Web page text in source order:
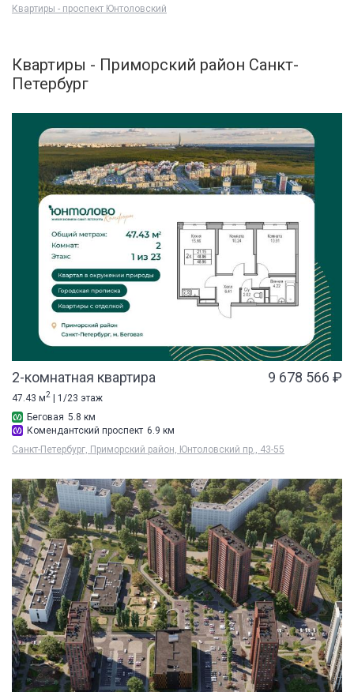
Квартиры - проспект Юнтоловский
Квартиры - Приморский район Санкт-
Петербург
2-комнатная квартира 9 678 566 ₽
47.43 м2 | 1/23 этаж
Беговая 5.8 км
Комендантский проспект 6.9 км
Санкт-Петербург, Приморский район, Юнтоловский пр., 43-55